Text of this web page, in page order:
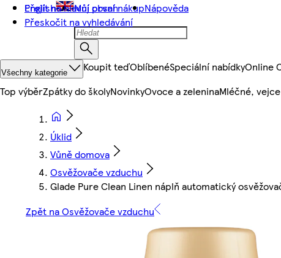
Přejít na hlavní obsah
Přeskočit na vyhledávání
English Můj první nákupNápověda
Všechny kategorie Koupit teďOblíbenéSpeciální nabídkyOnline
Top výběrZpátky do školyNovinkyOvoce a zeleninaMléčné,
Úklid
Vůně domova
Osvěžovače vzduchu
Glade Pure Clean Linen náplň automatický
Zpět na Osvěžovače vzduchu